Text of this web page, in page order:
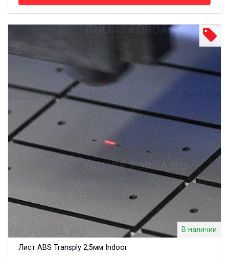
В наличии
Лист ABS Transply 2,5мм Indoor